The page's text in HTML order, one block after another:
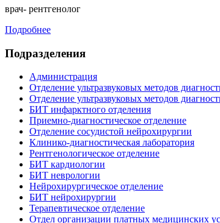
врач- рентгенолог
Подробнее
Подразделения
Администрация
Отделение ультразвуковых методов
Отделение ультразвуковых методов
БИТ инфарктного отделения
Приемно-диагностическое отделение
Отделение сосудистой нейрохирургии
Клинико-диагностическая лаборатория
Рентгенологическое отделение
БИТ кардиологии
БИТ неврологии
Нейрохирургическое отделение
БИТ нейрохирургии
Терапевтическое отделение
Отдел организации платных медицинских